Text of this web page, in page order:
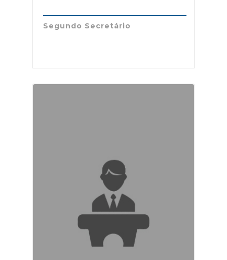
Segundo Secretário